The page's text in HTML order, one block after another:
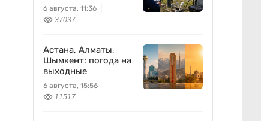
предлагают ученые
на фоне развития
атомной энергетики
6 августа, 11:36
37037
Астана, Алматы,
Шымкент: погода на
выходные
6 августа, 15:56
11517